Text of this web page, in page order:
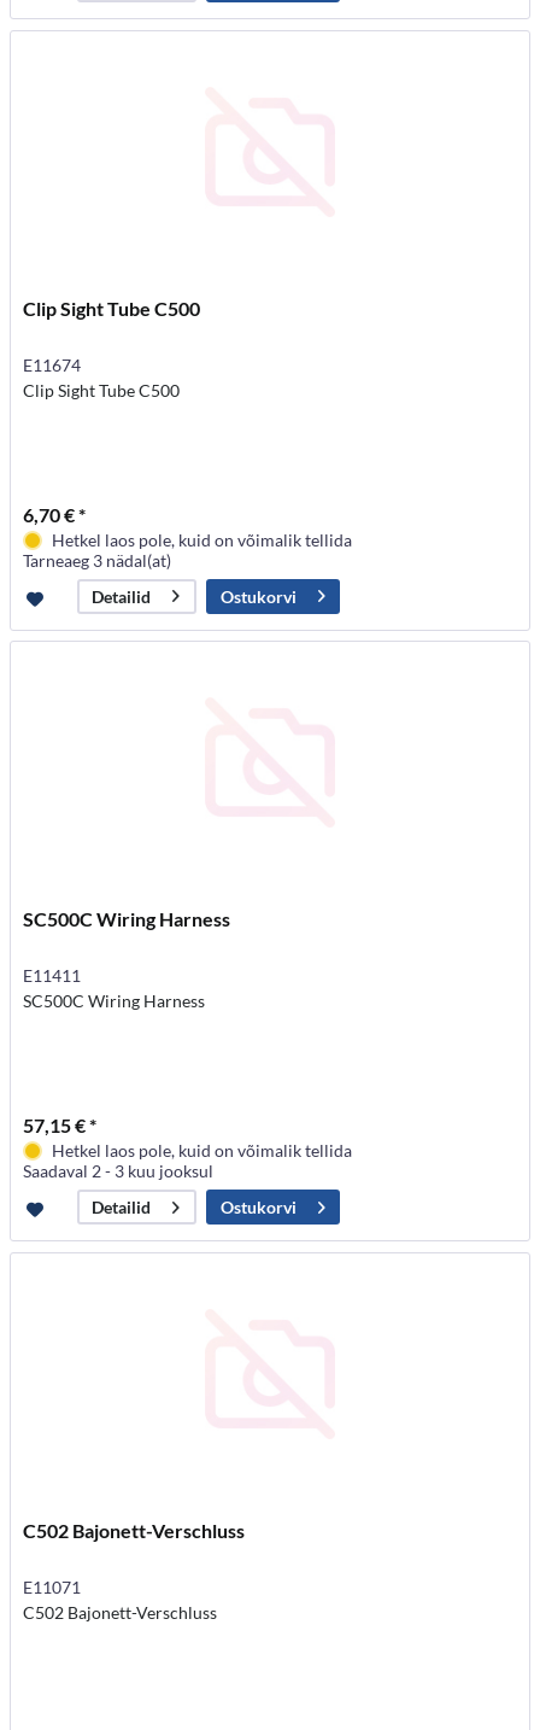
Clip Sight Tube C500
E11674
Clip Sight Tube C500
6,70 € *
Hetkel laos pole, kuid on võimalik tellida
Tarneaeg 3 nädal(at)
Detailid
Ostukorvi
SC500C Wiring Harness
E11411
SC500C Wiring Harness
57,15 € *
Hetkel laos pole, kuid on võimalik tellida
Saadaval 2 - 3 kuu jooksul
Detailid
Ostukorvi
C502 Bajonett-Verschluss
E11071
C502 Bajonett-Verschluss